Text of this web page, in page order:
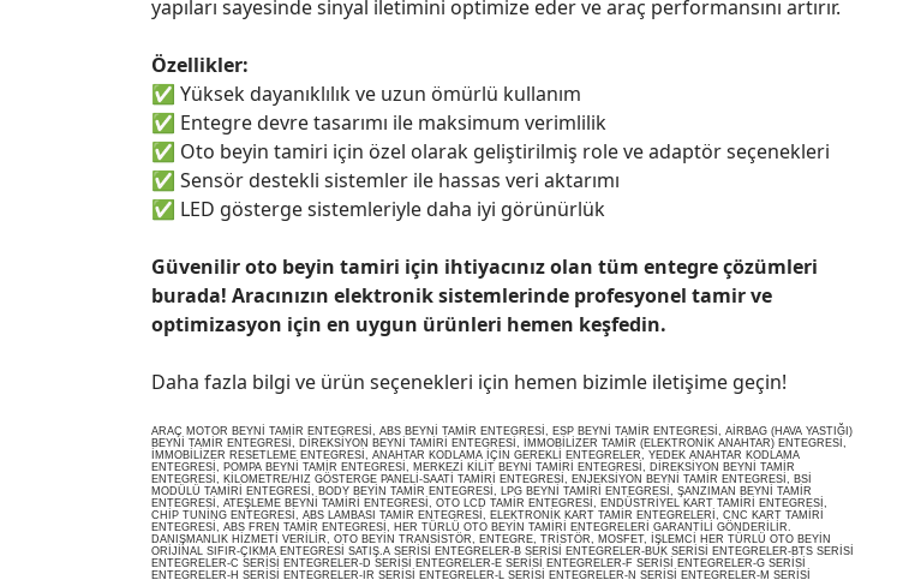
yapıları sayesinde sinyal iletimini optimize eder ve araç performansını artırır.
Özellikler:
✅ Yüksek dayanıklılık ve uzun ömürlü kullanım
✅ Entegre devre tasarımı ile maksimum verimlilik
✅ Oto beyin tamiri için özel olarak geliştirilmiş role ve adaptör seçenekleri
✅ Sensör destekli sistemler ile hassas veri aktarımı
✅ LED gösterge sistemleriyle daha iyi görünürlük
Güvenilir oto beyin tamiri için ihtiyacınız olan tüm entegre çözümleri
burada! Aracınızın elektronik sistemlerinde profesyonel tamir ve
optimizasyon için en uygun ürünleri hemen keşfedin.
Daha fazla bilgi ve ürün seçenekleri için hemen bizimle iletişime geçin!
ARAÇ MOTOR BEYNİ TAMİR ENTEGRESİ, ABS BEYNİ TAMİR ENTEGRESİ, ESP BEYNİ TAMİR ENTEGRESİ, AİRBAG (HAVA YASTIĞI)
BEYNİ TAMİR ENTEGRESİ, DİREKSİYON BEYNİ TAMİRİ ENTEGRESİ, İMMOBİLİZER TAMİR (ELEKTRONİK ANAHTAR) ENTEGRESİ,
İMMOBİLİZER RESETLEME ENTEGRESİ, ANAHTAR KODLAMA İÇİN GEREKLİ ENTEGRELER, YEDEK ANAHTAR KODLAMA
ENTEGRESİ, POMPA BEYNİ TAMİR ENTEGRESİ, MERKEZİ KİLİT BEYNİ TAMİRİ ENTEGRESİ, DİREKSİYON BEYNİ TAMİR
ENTEGRESİ, KİLOMETRE/HIZ GÖSTERGE PANELİ-SAATİ TAMİRİ ENTEGRESİ, ENJEKSİYON BEYNİ TAMİR ENTEGRESİ, BSİ
MODÜLÜ TAMİRİ ENTEGRESİ, BODY BEYİN TAMİR ENTEGRESİ, LPG BEYNİ TAMİRİ ENTEGRESİ, ŞANZIMAN BEYNİ TAMİR
ENTEGRESİ, ATEŞLEME BEYNİ TAMİRİ ENTEGRESİ, OTO LCD TAMİR ENTEGRESİ, ENDÜSTRİYEL KART TAMİRİ ENTEGRESİ,
CHİP TUNİNG ENTEGRESİ, ABS LAMBASI TAMİR ENTEGRESİ, ELEKTRONİK KART TAMİR ENTEGRELERİ, CNC KART TAMİRİ
ENTEGRESİ, ABS FREN TAMİR ENTEGRESİ, HER TÜRLÜ OTO BEYİN TAMİRİ ENTEGRELERİ GARANTİLİ GÖNDERİLİR.
DANIŞMANLIK HİZMETİ VERİLİR, OTO BEYİN TRANSİSTÖR, ENTEGRE, TRİSTÖR, MOSFET, İŞLEMCİ HER TÜRLÜ OTO BEYİN
ORİJİNAL SIFIR-ÇIKMA ENTEGRESİ SATIŞ.A SERİSİ ENTEGRELER-B SERİSİ ENTEGRELER-BUK SERİSİ ENTEGRELER-BTS SERİSİ
ENTEGRELER-C SERİSİ ENTEGRELER-D SERİSİ ENTEGRELER-E SERİSİ ENTEGRELER-F SERİSİ ENTEGRELER-G SERİSİ
ENTEGRELER-H SERİSİ ENTEGRELER-IR SERİSİ ENTEGRELER-L SERİSİ ENTEGRELER-N SERİSİ ENTEGRELER-M SERİSİ